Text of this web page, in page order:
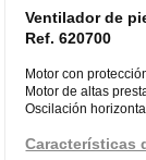
Ventilador de
Ref. 620700
Motor con
Motor de altas
Oscilación
Características